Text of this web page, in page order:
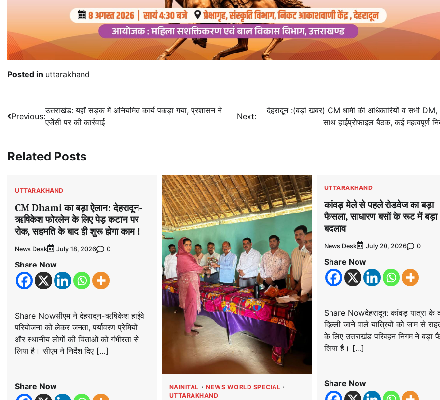
Posted in uttarakhand
Post
navigation
Previous:
उत्तराखंड: यहाँ सड़क में अनियमित कार्य पकड़ा गया, प्रशासन ने
एजेंसी पर की कार्रवाई
Next:
देहरादून :(बड़ी खबर) CM धामी की अधिकारियों व सभी
साथ हाईप्रोफाइल बैठक, कई महत्वपूर्ण
Related Posts
UTTARAKHAND
CM Dhami का बड़ा ऐलान: देहरादून-
ऋषिकेश फोरलेन के लिए पेड़ कटान पर
रोक, सहमति के बाद ही शुरू होगा काम !
News Desk July 18, 2026 0
Share Now
Share Nowसीएम ने देहरादून-ऋषिकेश हाईवे
परियोजना को लेकर जनता, पर्यावरण प्रेमियों
और स्थानीय लोगों की चिंताओं को गंभीरता से
लिया है। सीएम ने निर्देश दिए […]
Share Now NAINITAL
NEWS WORLD SPECIAL
UTTARAKHAND
UTTARAKHAND
कांवड़ मेले से पहले रोडवेज का बड़ा
फैसला, साधारण बसों के रूट में बड़ा
बदलाव
News Desk July 20, 2026 0
Share Now
Share Nowदेहरादून: कांवड़ यात्रा के
दिल्ली जाने वाले यात्रियों को जाम से
के लिए उत्तराखंड परिवहन निगम ने बड़ा
लिया है। […]
Share Now